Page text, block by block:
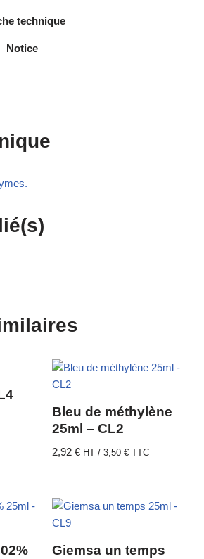
technique
Notice
Bleu de méthylène
25ml – CL2
2,92€ HT /3,50€ TTC
Giemsa un temps